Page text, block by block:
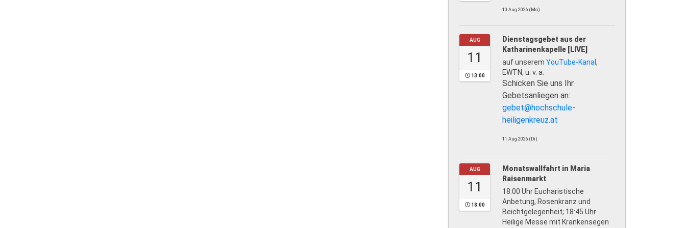
10.Aug.2026 (Mo)
AUG
11
13:00
Dienstagsgebet aus der
Katharinenkapelle [LIVE]
auf unserem YouTube-Kanal ,
EWTN, u. v. a.
Schicken Sie uns Ihr
Gebetsanliegen an:
gebet@hochschule-
heiligenkreuz.at
11.Aug.2026 (Di)
AUG
11
18:00
Monatswallfahrt in Maria
Raisenmarkt
18:00 Uhr Eucharistische
Anbetung, Rosenkranz und
Beichtgelegenheit; 18:45 Uhr
Heilige Messe mit Krankensegen